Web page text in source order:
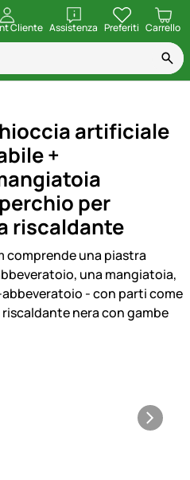
Cliente Assistenza
apri Preferiti Carrello
artificiale
+
per
riscaldante